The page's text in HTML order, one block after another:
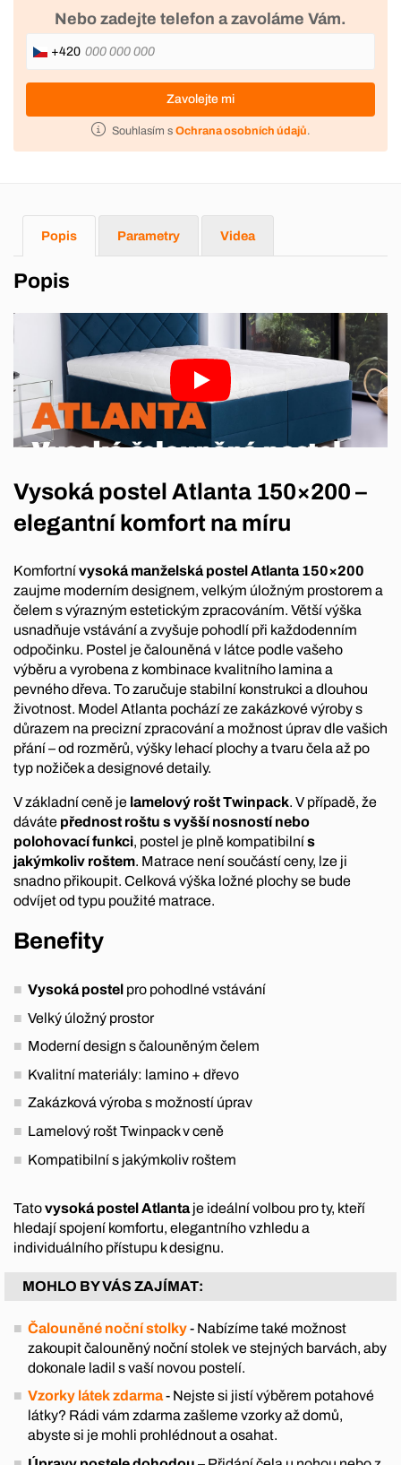
Nebo zadejte telefon a zavoláme Vám.
+420
Zavolejte mi
Souhlasím s Ochrana osobních údajů.
Popis Parametry Videa
Popis
Vysoká postel Atlanta 150×200 –
elegantní komfort na míru
Komfortnívysoká manželská postel Atlanta 150×200
zaujme moderním designem, velkým úložným prostorem a
čelem s výrazným estetickým zpracováním. Větší výška
usnadňuje vstávání a zvyšuje pohodlí při každodenním
odpočinku. Postel je čalouněná v látce podle vašeho
výběru a vyrobena z kombinace kvalitního lamina a
pevného dřeva. To zaručuje stabilní konstrukci a dlouhou
životnost. Model Atlanta pochází ze zakázkové výroby s
důrazem na precizní zpracování a možnost úprav dle vašich
přání – od rozměrů, výšky lehací plochy a tvaru čela až po
typ nožiček a designové detaily.
V základní ceně je lamelový rošt Twinpack. V případě, že
dáváte přednost roštu s vyšší nosností nebo
polohovací funkci, postel je plně kompatibilnís
jakýmkoliv roštem. Matrace není součástí ceny, lze ji
snadno přikoupit. Celková výška ložné plochy se bude
odvíjet od typu použité matrace.
Benefity
Vysoká postel pro pohodlné vstávání
Velký úložný prostor
Moderní design s čalouněným čelem
Kvalitní materiály: lamino + dřevo
Zakázková výroba s možností úprav
Lamelový rošt Twinpack v ceně
Kompatibilní s jakýmkoliv roštem
Tatovysoká postel Atlantaje ideální volbou pro ty, kteří
hledají spojení komfortu, elegantního vzhledu a
individuálního přístupu k designu.
MOHLO BY VÁS ZAJÍMAT:
Čalouněné noční stolky- Nabízíme také možnost
zakoupit čalouněný noční stolek ve stejných barvách, aby
dokonale ladil s vaší novou postelí.
Vzorky látek zdarma- Nejste si jistí výběrem potahové
látky? Rádi vám zdarma zašleme vzorky až domů,
abyste si je mohli prohlédnout a osahat.